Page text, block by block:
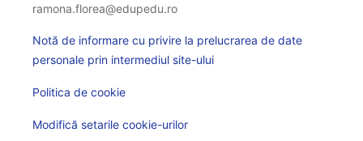
ramona.florea@edupedu.ro
Notă de informare cu privire la prelucrarea de date
personale prin intermediul site-ului
Politica de cookie
Modifică setarile cookie-urilor